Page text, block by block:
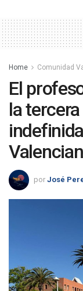
Home Comunidad
El
la
por José